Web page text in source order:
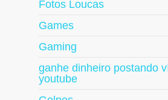
Fotos Loucas
Games
Gaming
ganhe dinheiro postando
youtube